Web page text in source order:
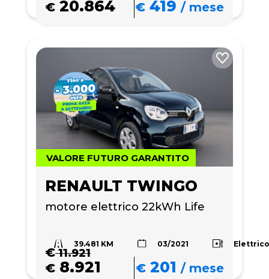
€ 20.864 € 419 /mese
VALORE FUTURO GARANTITO
RENAULT TWINGO
motore elettrico 22kWh Life
39.481 KM 03/2021
€11.921
€ 8.921 € 201 /mese